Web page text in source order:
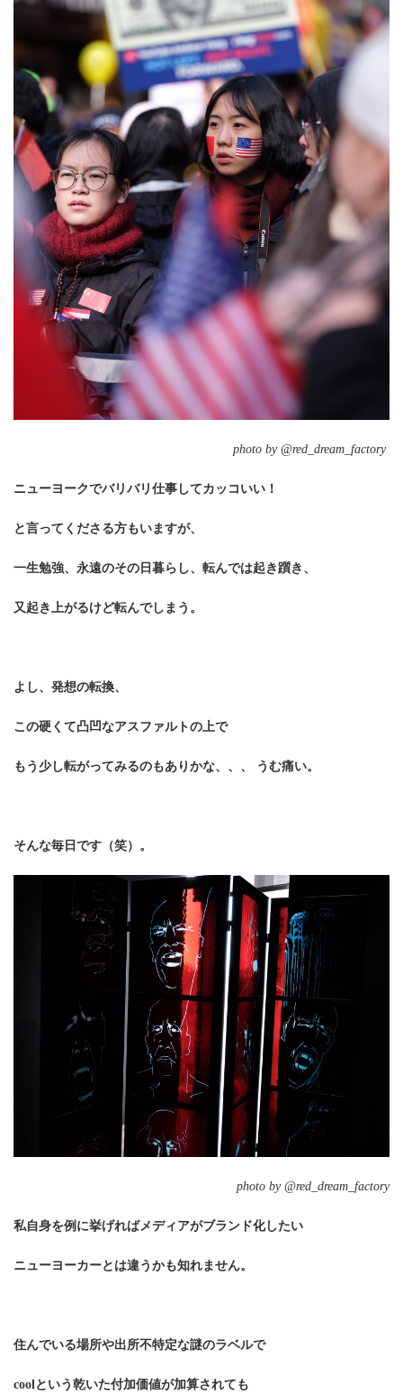
photo by @red_dream_factory
ニューヨークでバリバリ仕事してカッコいい！
と言ってくださる方もいますが、
一生勉強、永遠のその日暮らし、転んでは起き躓き、
又起き上がるけど転んでしまう。
よし、発想の転換、
この硬くて凸凹なアスファルトの上で
もう少し転がってみるのもありかな、、、 うむ痛い。
そんな毎日です（笑）。
photo by @red_dream_factory
私自身を例に挙げればメディアがブランド化したい
ニューヨーカーとは違うかも知れません。
住んでいる場所や出所不特定な謎のラベルで
coolという乾いた付加価値が加算されても